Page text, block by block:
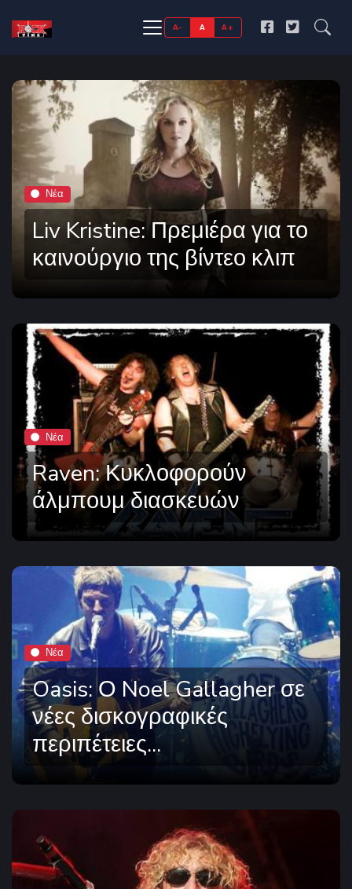
A- A A+
Νέα
Liv Kristine: Πρεμιέρα για το
καινούργιο της βίντεο κλιπ
Νέα
Raven: Κυκλοφορούν
άλμπουμ διασκευών
Νέα
Oasis: Ο Noel Gallagher σε
νέες δισκογραφικές
περιπέτειες...